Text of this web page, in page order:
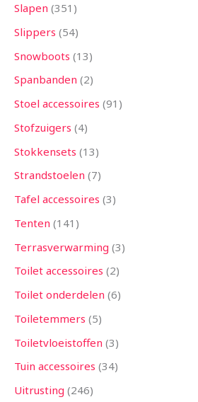
Slapen 351
Slippers 54
Snowboots 13
Spanbanden 2
Stoel accessoires 91
Stofzuigers 4
Stokkensets 13
Strandstoelen 7
Tafel accessoires 3
Tenten 141
Terrasverwarming 3
Toilet accessoires 2
Toilet onderdelen 6
Toiletemmers 5
Toiletvloeistoffen 3
Tuin accessoires 34
Uitrusting 246